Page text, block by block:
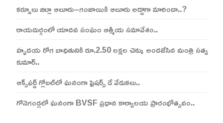
కర్నూలు జిల్లా ఆలూరు–గంజాయికి ఆలూరు అడ్డాగా మారిందా..?
రాయదుర్గంలో యాదవ సంఘం ఆత్మీయ సమావేశం..
హృదయ రోగ బాధితునికి రూ.2.50 లక్షల చెక్కు అందజేసిన మంత్రి సత్య
కుమార్..
ఆక్స్‌ఫర్డ్ గ్లోబల్‌లో ఘనంగా ఫ్రెషర్స్ డే వేడుకలు..
గోనెగండ్లలో ఘనంగా BVSF ప్రధాన కార్యాలయ ప్రారంభోత్సవం..